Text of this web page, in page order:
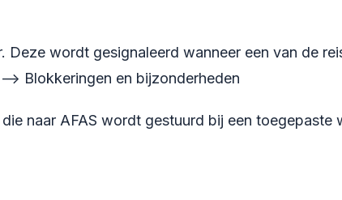
wordt gesignaleerd wanneer een van de
> Blokkeringen en bijzonderheden
naar AFAS wordt gestuurd bij een toegepaste